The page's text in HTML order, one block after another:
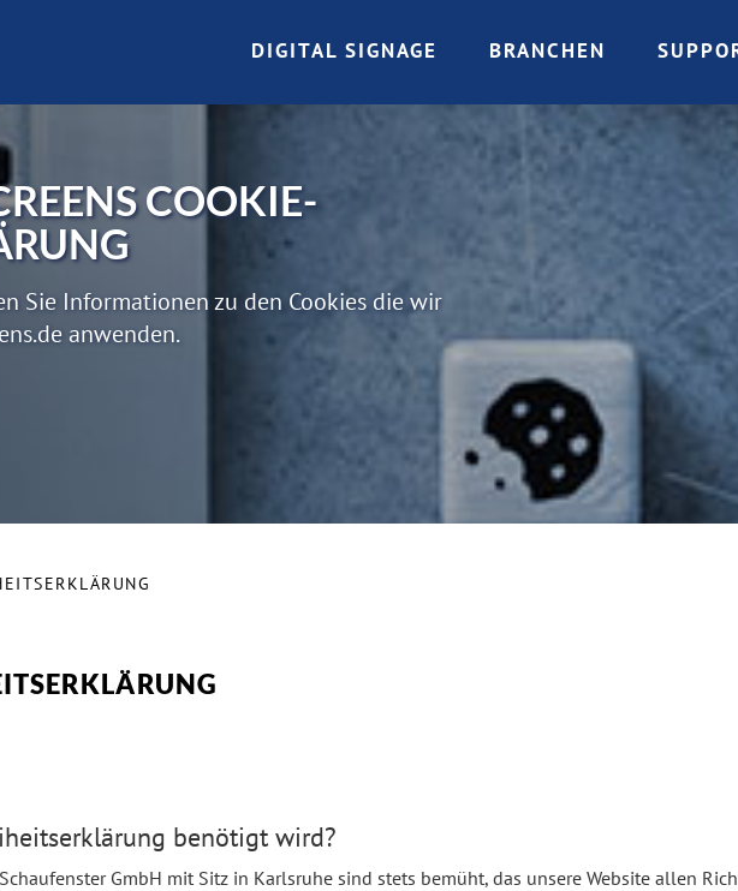
DIGITAL SIGNAGE BRANCHEN
COOKIE-
Sie Informationen zu den Cookies die wir
anwenden.
benötigt wird?
GmbH mit Sitz in Karlsruhe sind stets bemüht, das unsere Website allen